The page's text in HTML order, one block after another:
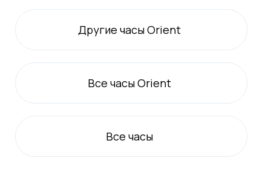
Другие часы Orient
Всечасы Orient
Всечасы